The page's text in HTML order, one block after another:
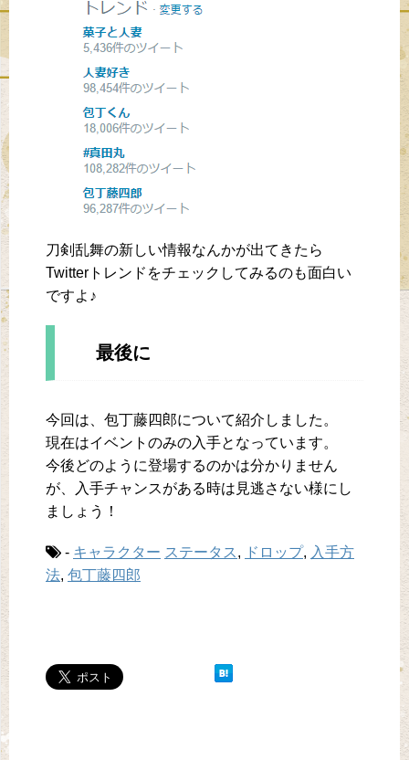
刀剣乱舞の新しい情報なんかが出てきたら
Twitterトレンドをチェックしてみるのも面白い
ですよ♪
最後に
今回は、包丁藤四郎について紹介しました。
現在はイベントのみの入手となっています。
今後どのように登場するのかは分かりません
が、入手チャンスがある時は見逃さない様にし
ましょう！
- キャラクター ステータス , ドロップ, 入手方
法, 包丁藤四郎